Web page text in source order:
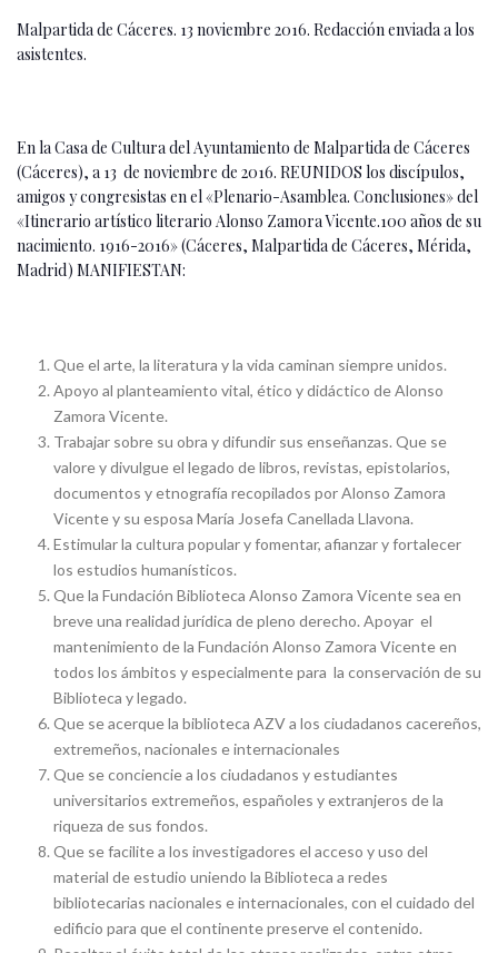
Malpartida de Cáceres. 13 noviembre 2016. Redacción enviada a los
asistentes.
En la Casa de Cultura del Ayuntamiento de Malpartida de Cáceres
(Cáceres), a 13 de noviembre de 2016. REUNIDOS los discípulos,
amigos y congresistas en el «Plenario-Asamblea. Conclusiones» del
«Itinerario artístico literario Alonso Zamora Vicente.100 años de su
nacimiento. 1916-2016» (Cáceres, Malpartida de Cáceres, Mérida,
Madrid) MANIFIESTAN:
Que el arte, la literatura y la vida caminan siempre unidos.
Apoyo al planteamiento vital, ético y didáctico de Alonso
Zamora Vicente.
Trabajar sobre su obra y difundir sus enseñanzas. Que se
valore y divulgue el legado de libros, revistas, epistolarios,
documentos y etnografía recopilados por Alonso Zamora
Vicente y su esposa María Josefa Canellada Llavona.
Estimular la cultura popular y fomentar, afianzar y fortalecer
los estudios humanísticos.
Que la Fundación Biblioteca Alonso Zamora Vicente sea en
breve una realidad jurídica de pleno derecho. Apoyar el
mantenimiento de la Fundación Alonso Zamora Vicente en
todos los ámbitos y especialmente para la conservación de su
Biblioteca y legado.
Que se acerque la biblioteca AZV a los ciudadanos cacereños,
extremeños, nacionales e internacionales
Que se conciencie a los ciudadanos y estudiantes
universitarios extremeños, españoles y extranjeros de la
riqueza de sus fondos.
Que se facilite a los investigadores el acceso y uso del
material de estudio uniendo la Biblioteca a redes
bibliotecarias nacionales e internacionales, con el cuidado del
edificio para que el continente preserve el contenido.